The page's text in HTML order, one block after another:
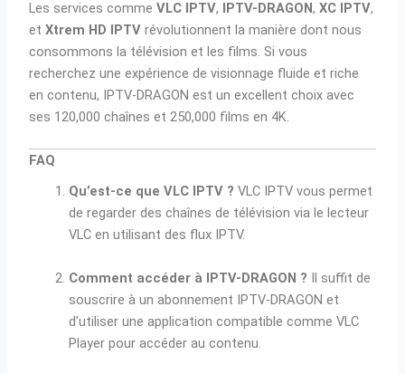
Les services commeVLC IPTV, IPTV-DRAGON,XC IPTV,
etXtrem HD IPTV révolutionnent la manière dont nous
consommons la télévision et les films. Si vous
recherchez une expérience de visionnage fluide et riche
en contenu, IPTV-DRAGON est un excellent choix avec
ses 120,000 chaînes et 250,000 films en 4K.
FAQ
Qu’est-ce que VLC IPTV ? VLC IPTV vous permet
de regarder des chaînes de télévision via le lecteur
VLC en utilisant des flux IPTV.
Comment accéder à IPTV-DRAGON ? Il suffit de
souscrire à un abonnement IPTV-DRAGON et
d’utiliser une application compatible comme VLC
Player pour accéder au contenu.